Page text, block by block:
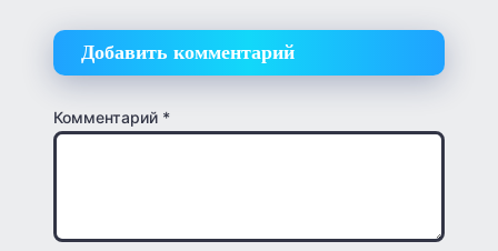
Добавить комментарий
Комментарий *